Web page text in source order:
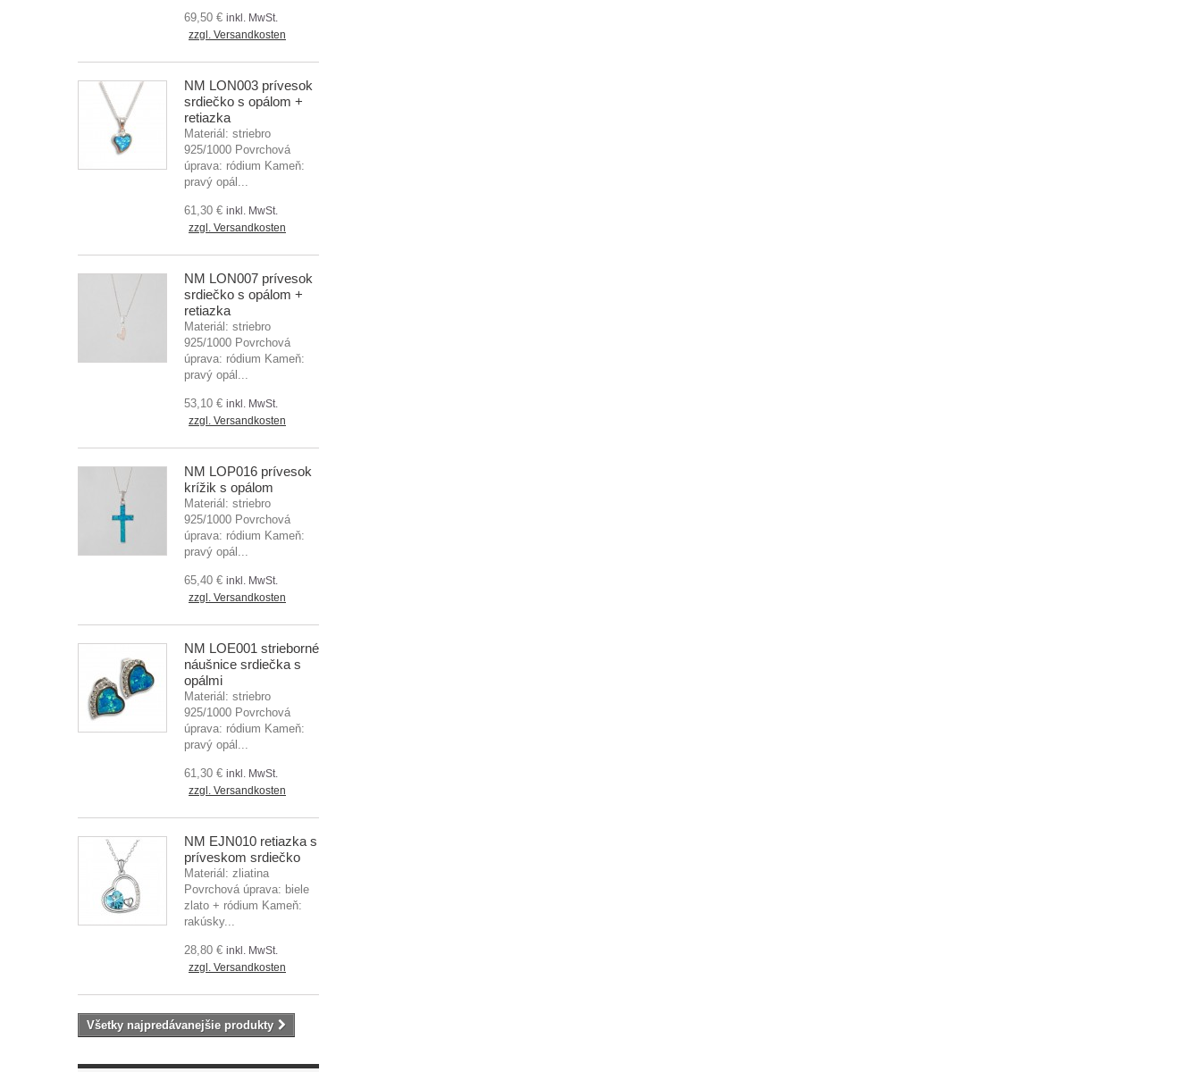
69,50 € inkl. MwSt.
zzgl. Versandkosten
NM LON003 prívesok
srdiečko s opálom +
retiazka
Materiál: striebro
925/1000 Povrchová
úprava: ródium Kameň:
pravý opál...
61,30 € inkl. MwSt.
zzgl. Versandkosten
NM LON007 prívesok
srdiečko s opálom +
retiazka
Materiál: striebro
925/1000 Povrchová
úprava: ródium Kameň:
pravý opál...
53,10 € inkl. MwSt.
zzgl. Versandkosten
NM LOP016 prívesok
krížik s opálom
Materiál: striebro
925/1000 Povrchová
úprava: ródium Kameň:
pravý opál...
65,40 € inkl. MwSt.
zzgl. Versandkosten
NM LOE001 strieborné
náušnice srdiečka s
opálmi
Materiál: striebro
925/1000 Povrchová
úprava: ródium Kameň:
pravý opál...
61,30 € inkl. MwSt.
zzgl. Versandkosten
NM EJN010 retiazka s
príveskom srdiečko
Materiál: zliatina
Povrchová úprava: biele
zlato + ródium Kameň:
rakúsky...
28,80 € inkl. MwSt.
zzgl. Versandkosten
Všetky najpredávanejšie produkty